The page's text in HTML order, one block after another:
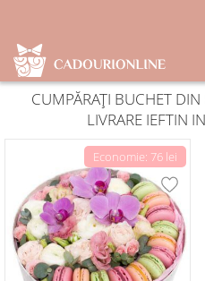
CUMPĂRAȚI BUCHET
LIVRARE IEFTIN
Economie: 76 lei